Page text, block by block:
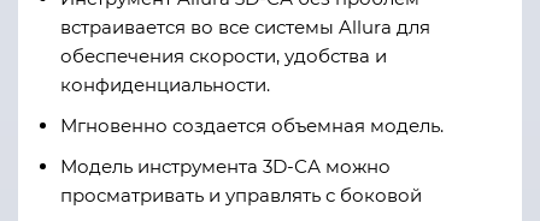
встраивается во все системы Allura для
обеспечения скорости, удобства и
конфиденциальности.
Мгновенно создается объемная модель.
Модель инструмента 3D-СА можно
просматривать и управлять с боковой